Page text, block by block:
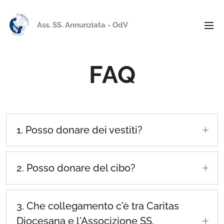
Ass. SS. Annunziata - OdV
FAQ
1. Posso donare dei vestiti?
No, da dopo il covid abbiamo sospeso questo
servizio, speriamo di poterlo riattivare il prima
2. Posso donare del cibo?
È possibile donare cibo non deperibile e non
scaduto, contattando direttamente gli Empori
della Solidarietà.
3. Che collegamento c'è tra Caritas
Diocesana e l'Associzione SS.